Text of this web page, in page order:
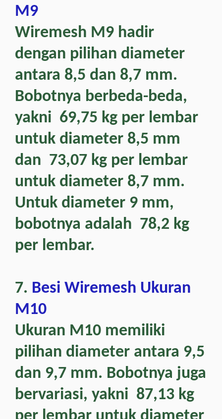
M9
Wiremesh M9 hadir
dengan pilihan diameter
antara 8,5 dan 8,7 mm.
Bobotnya berbeda-beda,
yakni 69,75 kg per lembar
untuk diameter 8,5 mm
dan 73,07 kg per lembar
untuk diameter 8,7 mm.
Untuk diameter 9 mm,
bobotnya adalah 78,2 kg
per lembar.
7. Besi Wiremesh Ukuran
M10
Ukuran M10 memiliki
pilihan diameter antara 9,5
dan 9,7 mm. Bobotnya juga
bervariasi, yakni 87,13 kg